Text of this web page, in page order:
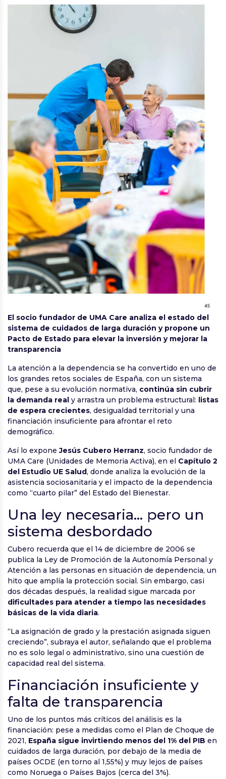
El socio fundador de UMA Care analiza el estado del
sistema de cuidados de larga duración y propone un
Pacto de Estado para elevar la inversión y mejorar la
transparencia
La atención a la dependencia se ha convertido en uno de
los grandes retos sociales de España, con un sistema
que, pese a su evolución normativa, continúa sin cubrir
la demanda real y arrastra un problema estructural: listas
de espera crecientes, desigualdad territorial y una
financiación insuficiente para afrontar el reto
demográfico.
Así lo exponeJesús Cubero Herranz, socio fundador de
UMA Care (Unidades de Memoria Activa), en el Capítulo 2
del Estudio UE Salud, donde analiza la evolución de la
asistencia sociosanitaria y el impacto de la dependencia
como “cuarto pilar” del Estado del Bienestar.
Una ley necesaria… pero un
sistema desbordado
Cubero recuerda que el 14 de diciembre de 2006 se
publica la Ley de Promoción de la Autonomía Personal y
Atención a las personas en situación de dependencia, un
hito que amplía la protección social. Sin embargo, casi
dos décadas después, la realidad sigue marcada por
dificultades para atender a tiempo las necesidades
básicas de la vida diaria.
“La asignación de grado y la prestación asignada siguen
creciendo”, subraya el autor, señalando que el problema
no es solo legal o administrativo, sino una cuestión de
capacidad real del sistema.
Financiación insuficiente y
falta de transparencia
Uno de los puntos más críticos del análisis es la
financiación: pese a medidas como el Plan de Choque de
2021, España sigue invirtiendo menos del 1% del PIB en
cuidados de larga duración, por debajo de la media de
países OCDE (en torno al 1,55%) y muy lejos de países
como Noruega o Países Bajos (cerca del 3%).